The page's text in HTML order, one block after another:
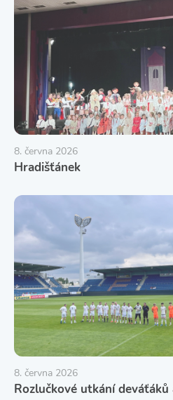
8. června 2026
Hradišťánek
8. června 2026
Rozlučkové utkání